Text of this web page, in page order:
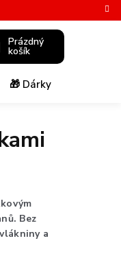
NÁKUPNÍ
Prázdný
košík
🎁 Dárky
Bez
a